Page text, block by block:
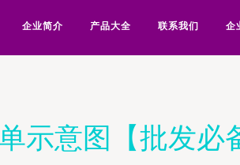
企业简介 产品大全 联系我们 企
示意图【批发必